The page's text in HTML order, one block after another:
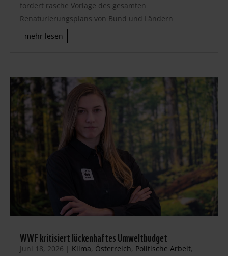
fordert rasche Vorlage des gesamten
Renaturierungsplans von Bund und Ländern
mehr lesen
WWF kritisiert lückenhaftes Umweltbudget
Juni 18, 2026 | Klima, Österreich, Politische Arbeit,